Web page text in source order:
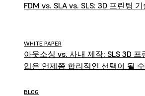
FDM vs. SLA vs. SLS: 3D 프린팅
WHITE PAPER
아웃소싱 vs. 사내 제작: SLS 3D
입은 언제쯤 합리적인 선택이 될
BLOG